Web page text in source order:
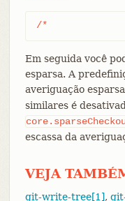
/*
Em seguida você
esparsa. A
averiguação
similares é
escassa da
VEJA
git-write-tree[1],